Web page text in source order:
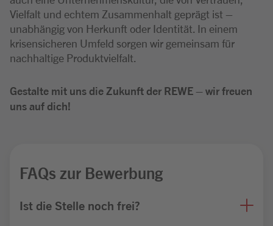
Vielfalt und echtem Zusammenhalt geprägt ist –
unabhängig von Herkunft oder Identität. In einem
krisensicheren Umfeld sorgen wir gemeinsam für
nachhaltige Produktvielfalt.
Gestalte mit uns die Zukunft der REWE – wir freuen
uns auf dich!
FAQs zur Bewerbung
Ist die Stelle noch frei?